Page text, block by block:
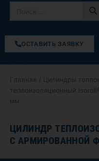
ОСТАВИТЬ ЗАЯВКУ
Главная Цилиндры
теплоизоляционный
мм
ЦИЛИНДР
С АРМИРОВАННОЙ